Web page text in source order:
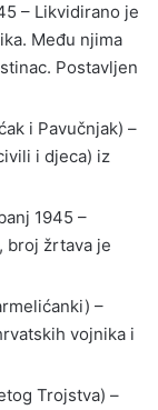
– Likvidirano je
Među njima
Postavljen
i Pavučnjak) –
i djeca) iz
1945 –
broj žrtava je
–
vojnika i
Trojstva) –